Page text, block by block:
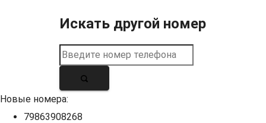
Искать другой номер
Новые номера:
79863908268